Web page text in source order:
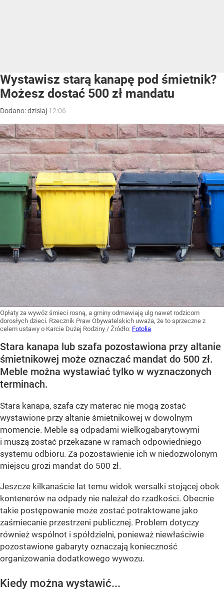
Wystawisz starą kanapę pod śmietnik?
Możesz dostać 500 zł mandatu
Dodano:dzisiaj 12:06
Opłaty za wywóz śmieci rosną, a gminy odmawiają ulg nawet rodzicom
dorosłych dzieci. Rzecznik Praw Obywatelskich uważa, że to sprzeczne z
celem ustawy o Karcie Dużej Rodziny / Źródło: Fotolia
Stara kanapa lub szafa pozostawiona przy altanie
śmietnikowej może oznaczać mandat do 500 zł.
Meble można wystawiać tylko w wyznaczonych
terminach.
Stara kanapa, szafa czy materac nie mogą zostać
wystawione przy altanie śmietnikowej w dowolnym
momencie. Meble są odpadami wielkogabarytowymi
i muszą zostać przekazane w ramach odpowiedniego
systemu odbioru. Za pozostawienie ich w niedozwolonym
miejscu grozi mandat do 500 zł.
Jeszcze kilkanaście lat temu widok wersalki stojącej obok
kontenerów na odpady nie należał do rzadkości. Obecnie
takie postępowanie może zostać potraktowane jako
zaśmiecanie przestrzeni publicznej. Problem dotyczy
również wspólnot i spółdzielni, ponieważ niewłaściwie
pozostawione gabaryty oznaczają konieczność
organizowania dodatkowego wywozu.
Kiedy można wystawić...